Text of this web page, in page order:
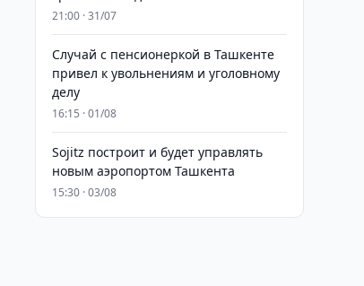
21:00 · 31/07
Случай с пенсионеркой в Ташкенте
привел к увольнениям и уголовному
делу
16:15 · 01/08
Sojitz построит и будет управлять
новым аэропортом Ташкента
15:30 · 03/08